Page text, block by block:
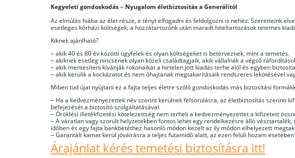
Kegyeleti gondoskodás – Nyugalom életbiztosítás a Generálitól
Az elmúlás hiába az élet része, e tényt elfogadni és feldolgozni is nehéz. Szeretteink
esetleges kórházi költségek, a hozzátartozónk után maradt hiteltartozások tetemes
Kiknek ajánlható?
– akik 40 és 80 év közötti ügyfelek és olyan költségeket is beterveznek, mint a temetés.
– akiknek esetleg nincsenek olyan közeli családtagjaik, akik vállalnák a végső
– akik mentesíteni kívánják rokonaikat a hirtelen jött kiadás terhe alól és egyben
– akik kerülik a kockázatot és nem óhajtanak megtakarításaik rendszeres lekötésével
Miben tud újat nyújtani ez a fajta teljes életre szóló gondoskodás más biztosítási
– Ha a kedvezményezettek név szerint kerülnek felsorolásra, az életbiztosítás szerinti
befejezését a biztosító szolgáltatásával.
– Öröklési illetékfizetési kötelezettség nem terheli a kedvezményezettet a kifizetett
– A váratlan vagy szorult helyzetekben fontos lehet egy rendelkezésre álló
időben és egy fajta bankbetéthez hasonló módon kezelt az ily módon elhelyezett
– Garantált kamat kerül jóváírásra a teljes futamidő alatt, az ezen felüli hozam
Árajánlat kérés temetési biztosításra itt!